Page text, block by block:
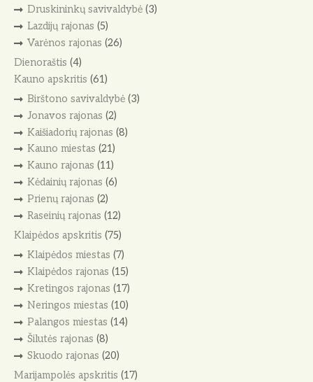
Druskininkų savivaldybė(3)
Lazdijų rajonas (5)
Varėnos rajonas (26)
Dienoraštis (4)
Kauno apskritis (61)
Birštono savivaldybė(3)
Jonavos rajonas (2)
Kaišiadorių rajonas (8)
Kauno miestas (21)
Kauno rajonas (11)
Kėdainių rajonas (6)
Prienų rajonas (2)
Raseinių rajonas (12)
Klaipėdos apskritis (75)
Klaipėdos miestas (7)
Klaipėdos rajonas (15)
Kretingos rajonas (17)
Neringos miestas (10)
Palangos miestas (14)
Šilutės rajonas (8)
Skuodo rajonas (20)
Marijampolės apskritis (17)